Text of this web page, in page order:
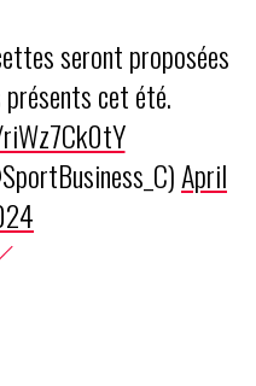
seront proposées
cet été.
April